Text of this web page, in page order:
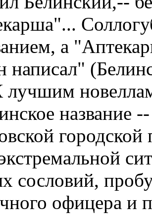
а
написал"
лучшим
название
сословий,
офицера и